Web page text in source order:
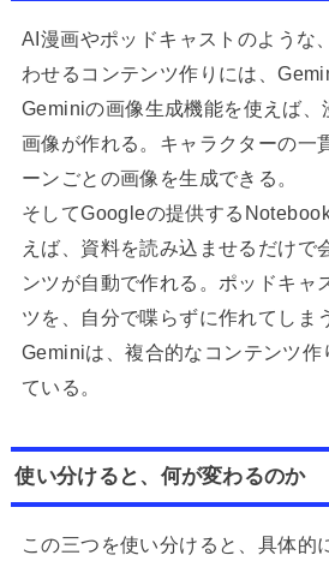
AI漫画やポッドキャストのような
わせるコンテンツ作りには、
Geminiの画像生成機能を使えば、
画像が作れる。キャラクターの一
ーンごとの画像を生成できる。
そしてGoogleの提供する
えば、資料を読み込ませるだけで
ンツが自動で作れる。ポッドキャ
ツを、自分で喋らずに作れてしま
Geminiは、複合的なコンテンツ
ている。
使い分けると、何が変わるのか
この三つを使い分けると、具体的